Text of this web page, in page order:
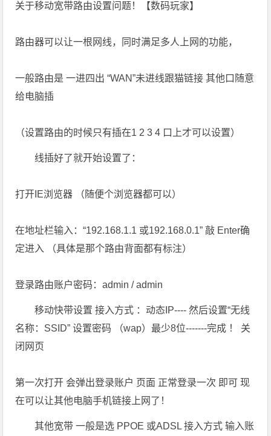
关于移动宽带路由设置问题！【数码玩家】
路由器可以让一根网线，同时满足多人上网的功能，
一般路由是 一进四出 “WAN”未进线跟猫链接 其他口随意
给电脑插
（设置路由的时候只有插在1 2 3 4 口上才可以设置）
线插好了就开始设置了：
打开IE浏览器 （随便个浏览器都可以）
在地址栏输入：“192.168.1.1 或192.168.0.1” 敲 Enter确
定进入 （具体是那个路由背面都有标注）
登录路由账户密码：admin / admin
移动快带设置 接入方式 ：动态IP---- 然后设置“无线
名称：SSID” 设置密码 （wap）最少8位-------完成 ！ 关
闭网页
第一次打开 会弹出登录账户 页面 正常登录一次 即可 现
在可以让其他电脑手机链接上网了！
其他宽带 一般是选 PPOE 或ADSL 接入方式 输入账